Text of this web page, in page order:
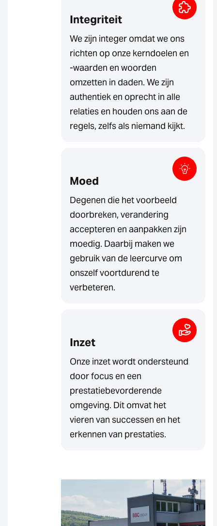
Integriteit
We zijn integer omdat we ons
richten op onze kerndoelen en
-waarden en woorden
omzetten in daden. We zijn
authentiek en oprecht in alle
relaties en houden ons aan de
regels, zelfs als niemand kijkt.
Moed
Degenen die het voorbeeld
doorbreken, verandering
accepteren en aanpakken zijn
moedig. Daarbij maken we
gebruik van de leercurve om
onszelf voortdurend te
verbeteren.
Inzet
Onze inzet wordt ondersteund
door focus en een
prestatiebevorderende
omgeving. Dit omvat het
vieren van successen en het
erkennen van prestaties.